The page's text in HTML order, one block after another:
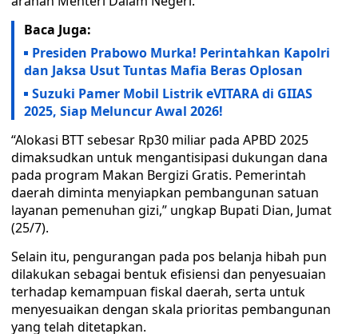
Baca Juga:
Presiden Prabowo Murka! Perintahkan Kapolri
dan Jaksa Usut Tuntas Mafia Beras Oplosan
Suzuki Pamer Mobil Listrik eVITARA di GIIAS
2025, Siap Meluncur Awal 2026!
“Alokasi BTT sebesar Rp30 miliar pada APBD 2025
dimaksudkan untuk mengantisipasi dukungan dana
pada program Makan Bergizi Gratis. Pemerintah
daerah diminta menyiapkan pembangunan satuan
layanan pemenuhan gizi,” ungkap Bupati Dian, Jumat
(25/7).
Selain itu, pengurangan pada pos belanja hibah pun
dilakukan sebagai bentuk efisiensi dan penyesuaian
terhadap kemampuan fiskal daerah, serta untuk
menyesuaikan dengan skala prioritas pembangunan
yang telah ditetapkan.